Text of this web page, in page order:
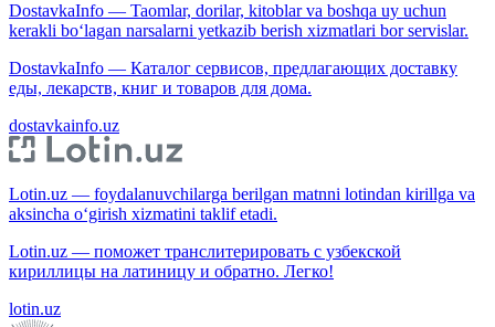
DostavkaInfo — Taomlar, dorilar, kitoblar va boshqa uy uchun
kerakli bo‘lagan narsalarni yetkazib berish xizmatlari bor servislar.
DostavkaInfo — Каталог сервисов, предлагающих доставку
еды, лекарств, книг и товаров для дома.
dostavkainfo.uz
Lotin.uz — foydalanuvchilarga berilgan matnni lotindan kirillga va
aksincha o‘girish xizmatini taklif etadi.
Lotin.uz — поможет транслитерировать с узбекской
кириллицы на латиницу и обратно. Легко!
lotin.uz